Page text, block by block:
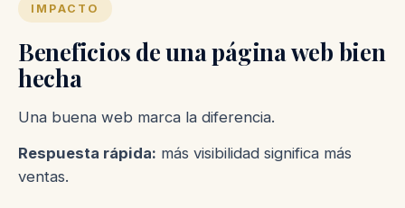
IMPACTO
Beneficios de una página web bien
hecha
Una buena web marca la diferencia.
Respuesta rápida: más visibilidad significa más
ventas.